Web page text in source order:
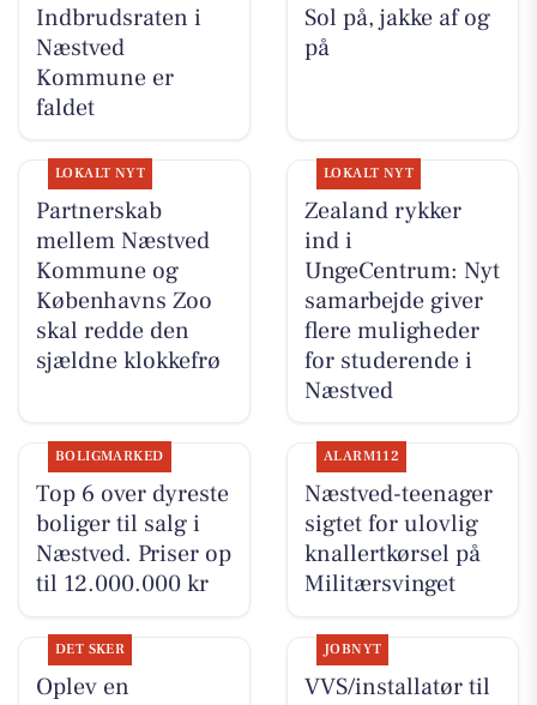
Indbrudsraten i
Næstved
Kommune er
faldet
Sol på, jakke af og
på
LOKALT NYT
Partnerskab
mellem Næstved
Kommune og
Københavns Zoo
skal redde den
sjældne klokkefrø
LOKALT NYT
Zealand rykker
ind i
UngeCentrum: Nyt
samarbejde giver
flere muligheder
for studerende i
Næstved
BOLIGMARKED
Top 6 over dyreste
boliger til salg i
Næstved. Priser op
til 12.000.000 kr
ALARM112
Næstved-teenager
sigtet for ulovlig
knallertkørsel på
Militærsvinget
DET SKER
Oplev en
JOBNYT
VVS/installatør til